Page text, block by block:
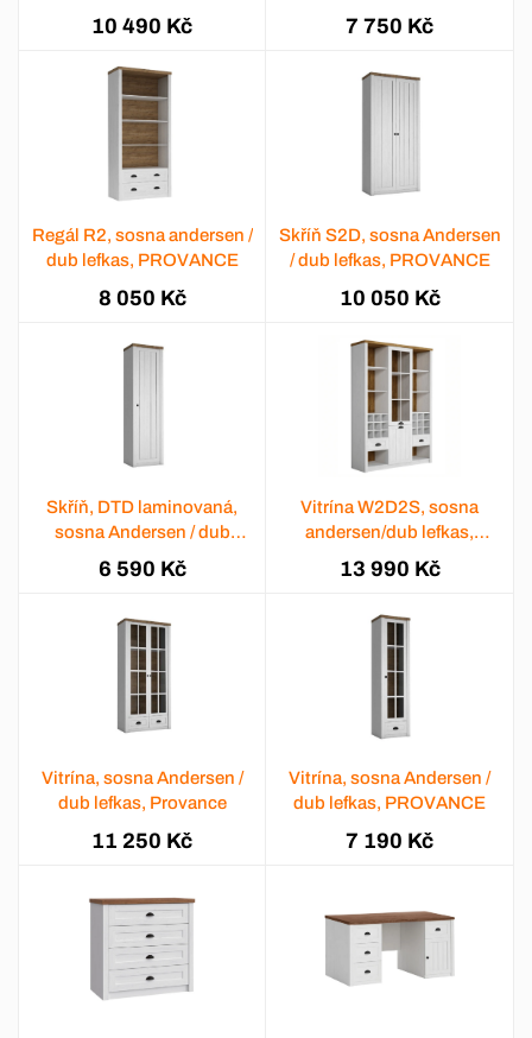
10 490 Kč 7 750 Kč
Regál R2, sosna andersen /
dub lefkas, PROVANCE
8 050 Kč
Skříň S2D, sosna Andersen
/ dub lefkas, PROVANCE
10 050 Kč
Skříň, DTD laminovaná,
sosna Andersen / dub
lefkas, PROVANCE
6 590 Kč
Vitrína W2D2S, sosna
andersen/dub lefkas,
PROVANCE
13 990 Kč
Vitrína, sosna Andersen /
dub lefkas, Provance
11 250 Kč
Vitrína, sosna Andersen /
dub lefkas, PROVANCE
7 190 Kč